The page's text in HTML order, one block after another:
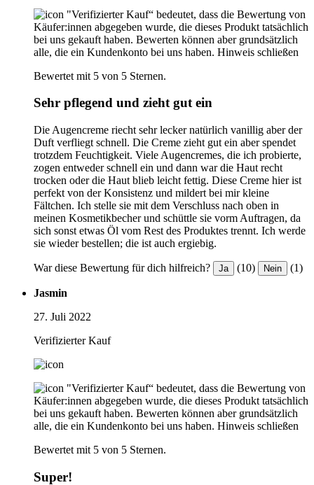
"Verifizierter Kauf“ bedeutet, dass die Bewertung von
Käufer:innen abgegeben wurde, die dieses Produkt tatsächlich
bei uns gekauft haben. Bewerten können aber grundsätzlich
alle, die ein Kundenkonto bei uns haben. Hinweis schließen
Bewertet mit 5 von 5 Sternen.
Sehr pflegend und zieht gut ein
Die Augencreme riecht sehr lecker natürlich vanillig aber der
Duft verfliegt schnell. Die Creme zieht gut ein aber spendet
trotzdem Feuchtigkeit. Viele Augencremes, die ich probierte,
zogen entweder schnell ein und dann war die Haut recht
trocken oder die Haut blieb leicht fettig. Diese Creme hier ist
perfekt von der Konsistenz und mildert bei mir kleine
Fältchen. Ich stelle sie mit dem Verschluss nach oben in
meinen Kosmetikbecher und schüttle sie vorm Auftragen, da
sich sonst etwas Öl vom Rest des Produktes trennt. Ich werde
sie wieder bestellen; die ist auch ergiebig.
War diese Bewertung für dich hilfreich? Ja (10) Nein (1)
Jasmin
27. Juli 2022
Verifizierter Kauf
"Verifizierter Kauf“ bedeutet, dass die Bewertung von
Käufer:innen abgegeben wurde, die dieses Produkt tatsächlich
bei uns gekauft haben. Bewerten können aber grundsätzlich
alle, die ein Kundenkonto bei uns haben. Hinweis schließen
Bewertet mit 5 von 5 Sternen.
Super!